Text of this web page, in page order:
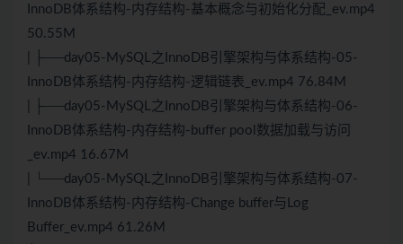
InnoDB体系结构-内存结构-基本概念与初始化分配_ev.mp4
50.55M
| ├──day05-MySQL之InnoDB引擎架构与体系结构-05-
InnoDB体系结构-内存结构-逻辑链表_ev.mp4 76.84M
| ├──day05-MySQL之InnoDB引擎架构与体系结构-06-
InnoDB体系结构-内存结构-buffer pool数据加载与访问
_ev.mp4 16.67M
| └──day05-MySQL之InnoDB引擎架构与体系结构-07-
InnoDB体系结构-内存结构-Change buffer与Log
Buffer_ev.mp4 61.26M